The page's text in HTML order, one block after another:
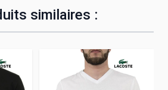
similaires :